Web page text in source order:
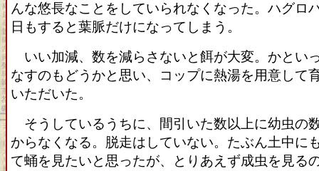
んな悠長なことをしていられなくなった。ハグロ
日もすると葉脈だけになってしまう。
いい加減、数を減らさないと餌が大変。かとい
なすのもどうかと思い、コップに熱湯を用意して
いただいた。
そうしているうちに、間引いた数以上に幼虫の
からなくなる。脱走はしていない。たぶん土中に
て蛹を見たいと思ったが、とりあえず成虫を見る